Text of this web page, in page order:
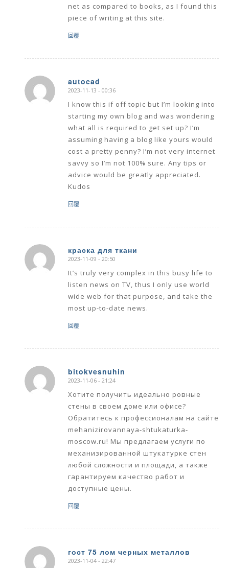
net as compared to books, as I found this
piece of writing at this site.
回覆
autocad
says:
2023-11-13 - 00:36
I know this if off topic but I’m looking into
starting my own blog and was wondering
what all is required to get set up? I’m
assuming having a blog like yours would
cost a pretty penny? I’m not very internet
savvy so I’m not 100% sure. Any tips or
advice would be greatly appreciated.
Kudos
回覆
краска для ткани
says:
2023-11-09 - 20:50
It’s truly very complex in this busy life to
listen news on TV, thus I only use world
wide web for that purpose, and take the
most up-to-date news.
回覆
bitokvesnuhin
says:
2023-11-06 - 21:24
Хотите получить идеально ровные
стены в своем доме или офисе?
Обратитесь к профессионалам на сайте
mehanizirovannaya-shtukaturka-
moscow.ru! Мы предлагаем услуги по
механизированной штукатурке стен
любой сложности и площади, а также
гарантируем качество работ и
доступные цены.
回覆
гост 75 лом черных металлов
says:
2023-11-04 - 22:47